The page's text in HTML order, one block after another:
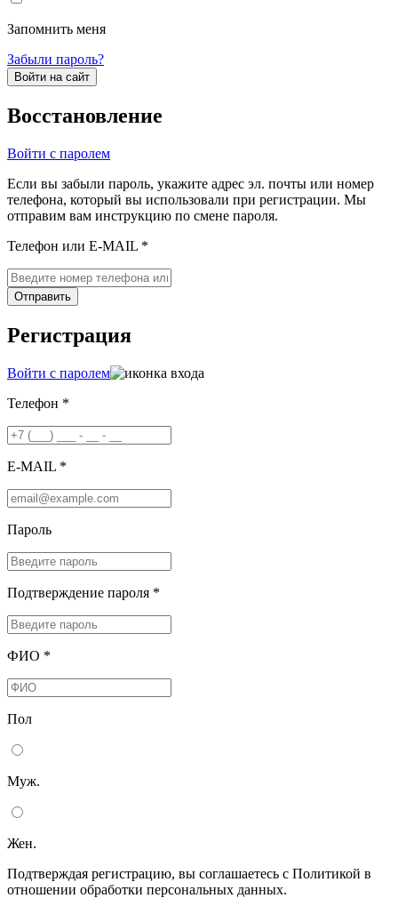
Запомнить меня
Забыли пароль?
Войти на сайт
Восстановление
Войти с паролем
Если вы забыли пароль, укажите адрес эл. почты или номер
телефона, который вы использовали при регистрации. Мы
отправим вам инструкцию по смене пароля.
Телефон или E-MAIL *
Отправить
Регистрация
Войти с паролем
Телефон *
E-MAIL *
Пароль
Подтверждение пароля *
ФИО *
Пол
Муж.
Жен.
Подтверждая регистрацию, вы соглашаетесь с Политикой в
отношении обработки персональных данных.